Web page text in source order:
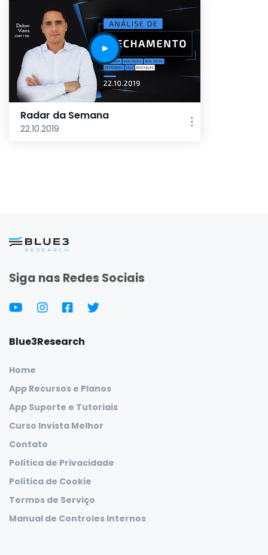
Radar da Semana
22.10.2019
Siga nas Redes Sociais
Blue3Research
Home
App Recursos e Planos
App Suporte e Tutoriais
Curso Invista Melhor
Contato
Política de Privacidade
Política de Cookie
Termos de Serviço
Manual de Controles Internos